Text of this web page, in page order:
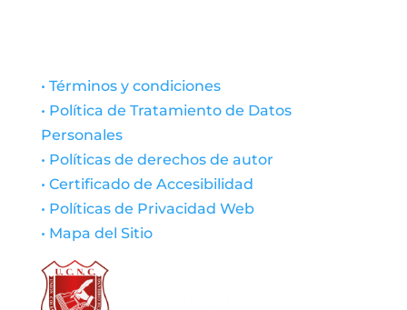
• Términos y condiciones
• Política de Tratamiento de Datos
Personales
• Políticas de derechos de autor
• Certificado de Accesibilidad
• Políticas de Privacidad Web
• Mapa del Sitio